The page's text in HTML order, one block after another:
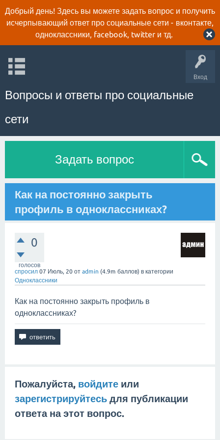
Добрый день! Здесь вы можете задать вопрос и получить
исчерпывающий ответ про социальные сети - вконтакте,
одноклассники, facebook, twitter и тд.
Вход
Вопросы и ответы про социальные
сети
Задать вопрос
Как на постоянно закрыть
профиль в одноклассниках?
0
голосов
спросил 07 Июль, 20 от admin (4.9m баллов) в категории
Одноклассники
Как на постоянно закрыть профиль в
одноклассниках?
Пожалуйста, войдите или
зарегистрируйтесь для публикации
ответа на этот вопрос.